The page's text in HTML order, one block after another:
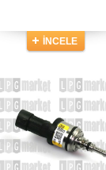
İNCELE